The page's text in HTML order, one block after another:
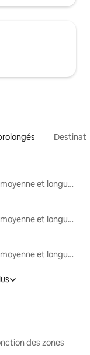
Locations moyenne et longue durée
Locations moyenne et longue durée
Locations moyenne et longue durée
des zones